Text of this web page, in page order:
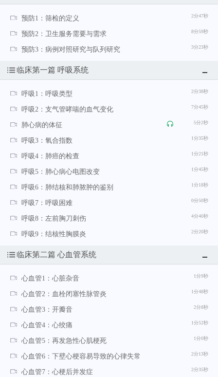
2分47秒
预防1：筛检的定义
8分59秒
预防2：卫生服务需要与需求
3分23秒
预防3：病例对照研究与队列研究
临床第一篇 呼吸系统
2分38秒
呼吸1：呼吸类型
7分45秒
呼吸2：支气管哮喘的血气变化
5分2秒
肺心病的体征
1分35秒
呼吸3：氧合指数
1分21秒
呼吸4：肺癌的检查
1分45秒
呼吸5：肺心病心电图改变
1分18秒
呼吸6：肺结核和肺脓肿的鉴别
0分50秒
呼吸7：呼吸困难
4分40秒
呼吸8：左前胸刀刺伤
2分20秒
呼吸9：结核性胸膜炎
临床第二篇 心血管系统
1分9秒
心血管1：心脏杂音
1分48秒
心血管2：血栓闭塞性脉管炎
2分8秒
心血管3：开瓣音
1分52秒
心血管4：心绞痛
1分0秒
心血管5：再发急性心肌梗死
2分13秒
心血管6：下壁心梗容易导致的心律失常
2分35秒
心血管7：心梗后并发症